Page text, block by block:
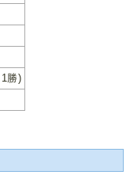
勝)